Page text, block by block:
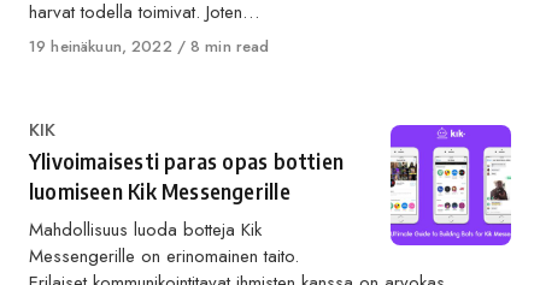
harvat todella toimivat. Joten…
Published
19 heinäkuun, 2022 8 min read
Category
KIK
Ylivoimaisesti paras opas bottien
luomiseen Kik Messengerille
Mahdollisuus luoda botteja Kik
Messengerille on erinomainen taito.